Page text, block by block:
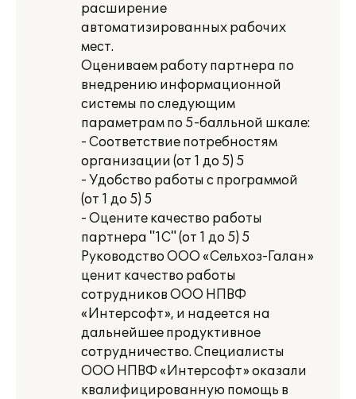
расширение
автоматизированных рабочих
мест.
Оцениваем работу партнера по
внедрению информационной
системы по следующим
параметрам по 5-балльной шкале:
- Соответствие потребностям
организации (от 1 до 5) 5
- Удобство работы с программой
(от 1 до 5) 5
- Оцените качество работы
партнера "1С" (от 1 до 5) 5
Руководство ООО «Сельхоз-Галан»
ценит качество работы
сотрудников ООО НПВФ
«Интерсофт», и надеется на
дальнейшее продуктивное
сотрудничество. Специалисты
ООО НПВФ «Интерсофт» оказали
квалифицированную помощь в